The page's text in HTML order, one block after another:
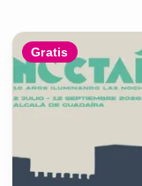
Gratis